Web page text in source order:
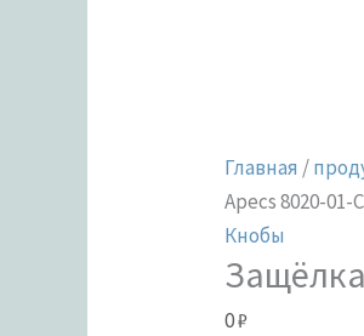
Главная /
Apecs 8020-01-
Кнобы
0₽